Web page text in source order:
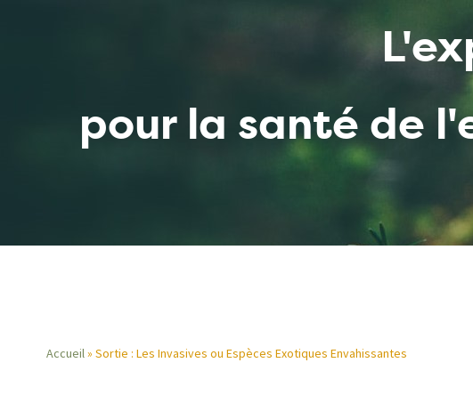
pour la santé de
Accueil Sortie : Les Invasives ou Espèces Exotiques Envahissantes